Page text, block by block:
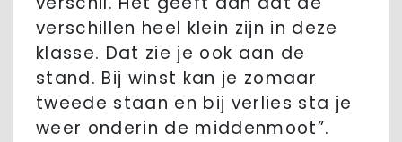
verschillen heel klein zijn in deze
klasse. Dat zie je ook aan de
stand. Bij winst kan je zomaar
tweede staan en bij verlies sta je
weer onderin de middenmoot”.